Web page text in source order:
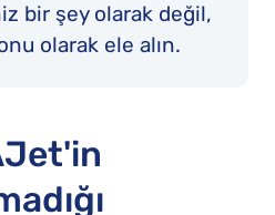
bir şey olarak değil,
olarak ele alın.